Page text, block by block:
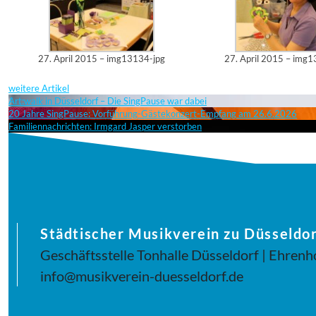
27. April 2015 – img13134-jpg 27. April 2015 –
weitere Artikel
Art:walk in Düsseldorf – Die SingPause war dabei
20 Jahre SingPause: Vorführung-Gästekonzert-Empfang am 26.6.2026
Familiennachrichten: Irmgard Jasper verstorben
Städtischer Musikverein zu
Geschäftsstelle Tonhalle Düsseldorf |
info@musikverein-duesseldorf.de